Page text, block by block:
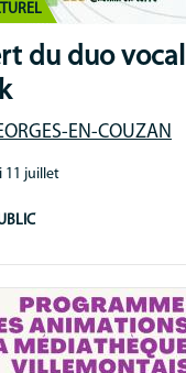
du duo vocal
EN-COUZAN
11 juillet